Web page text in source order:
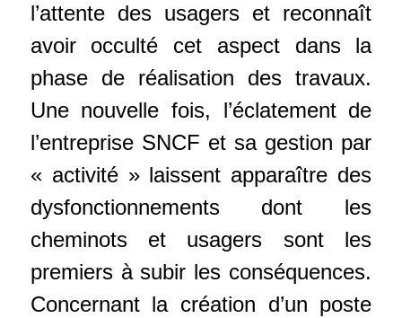
l’attente des usagers et reconnaît
avoir occulté cet aspect dans la
phase de réalisation des travaux.
Une nouvelle fois, l’éclatement de
l’entreprise SNCF et sa gestion par
« activité » laissent apparaître des
dysfonctionnements dont les
cheminots et usagers sont les
premiers à subir les conséquences.
Concernant la création d’un poste